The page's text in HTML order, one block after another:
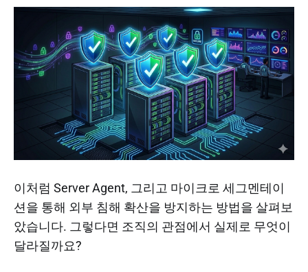
이처럼 Server Agent, 그리고 마이크로 세그멘테이
션을 통해 외부 침해 확산을 방지하는 방법을 살펴보
았습니다. 그렇다면 조직의 관점에서 실제로 무엇이
달라질까요?